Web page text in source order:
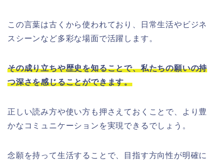
この言葉は古くから使われており、日常生活やビジネ
スシーンなど多彩な場面で活躍します。
その成り立ちや歴史を知ることで、私たちの願いの持
つ深さを感じることができます。
正しい読み方や使い方も押さえておくことで、より豊
かなコミュニケーションを実現できるでしょう。
念願を持って生活することで、目指す方向性が明確に